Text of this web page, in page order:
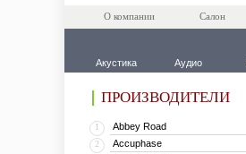
О компании Салон
Акустика Аудио
ПРОИЗВОДИТЕЛИ
1 Abbey Road
2 Accuphase